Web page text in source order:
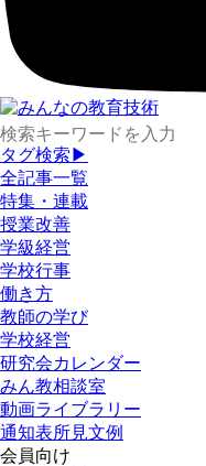
タグ検索▶
全記事一覧
特集・連載
授業改善
学級経営
学校行事
働き方
教師の学び
学校経営
研究会カレンダー
みん教相談室
動画ライブラリー
通知表所見文例
会員向け